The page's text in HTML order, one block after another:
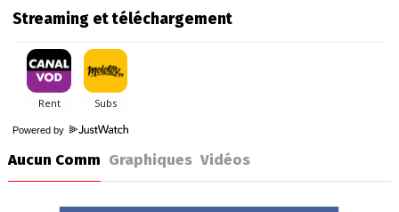
Streaming et téléchargement
Powered by
Aucun Comm Graphiques Vidéos